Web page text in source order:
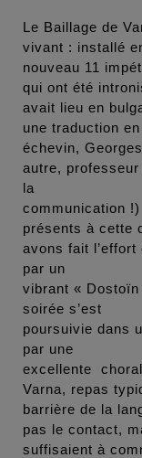
Le Baillage de
vivant : installé
nouveau 11
qui ont été
avait lieu en
une traduction
échevin,
autre,
la
communication
présents à cette
avons fait
par un
vibrant «
soirée s’est
poursuivie dans
par une
excellente
Varna, repas
barrière de la
pas le contact,
suffisaient à